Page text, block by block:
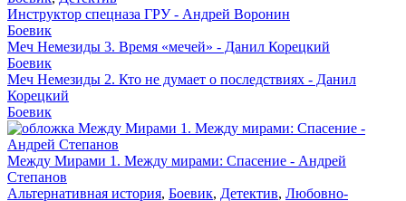
Инструктор спецназа ГРУ - Андрей Воронин
Боевик
Меч Немезиды 3. Время «мечей» - Данил Корецкий
Боевик
Меч Немезиды 2. Кто не думает о последствиях - Данил
Корецкий
Боевик
Между Мирами 1. Между мирами: Спасение - Андрей
Степанов
Альтернативная история, Боевик, Детектив, Любовно-